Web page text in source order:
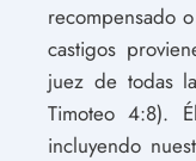
recompensado
castigos
juez de todas
Timoteo 4:8).
incluyendo